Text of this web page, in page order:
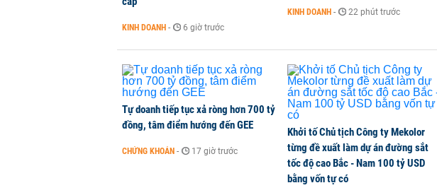
KINH DOANH - 6 giờ trước
KINH DOANH - 22 phút trước
Tự doanh tiếp tục xả ròng hơn 700 tỷ
đồng, tâm điểm hướng đến GEE
CHỨNG KHOÁN - 17 giờ trước
Khởi tố Chủ tịch Công ty Mekolor
từng đề xuất làm dự án đường sắt
tốc độ cao Bắc - Nam 100 tỷ USD
bằng vốn tự có